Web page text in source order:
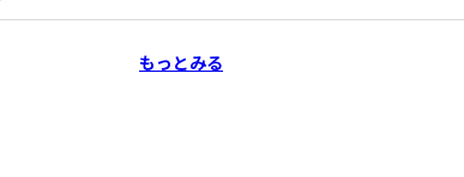
もっとみる